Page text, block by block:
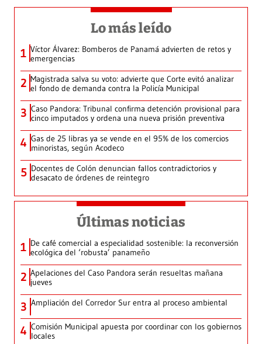
Lo más leído
1 Víctor Álvarez: Bomberos de Panamá advierten de retos y
emergencias
2 Magistrada salva su voto: advierte que Corte evitó analizar
el fondo de demanda contra la Policía Municipal
3 Caso Pandora: Tribunal confirma detención provisional para
cinco imputados y ordena una nueva prisión preventiva
4 Gas de 25 libras ya se vende en el 95% de los comercios
minoristas, según Acodeco
5 Docentes de Colón denuncian fallos contradictorios y
desacato de órdenes de reintegro
Últimas noticias
1 De café comercial a especialidad sostenible: la reconversión
ecológica del ‘robusta’ panameño
2 Apelaciones del Caso Pandora serán resueltas mañana
jueves
3 Ampliación del Corredor Sur entra al proceso ambiental
4 Comisión Municipal apuesta por coordinar con los gobiernos
locales